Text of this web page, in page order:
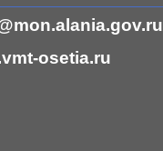
gov.ru
osetia.ru